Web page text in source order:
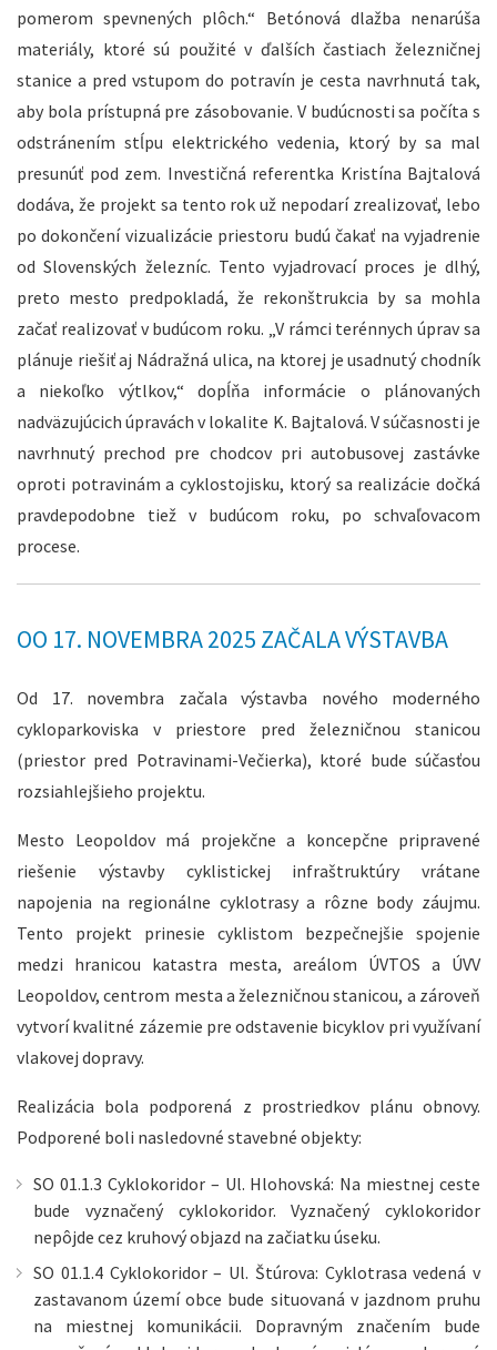
pomerom spevnených plôch.“ Betónová dlažba nenarúša
materiály, ktoré sú použité v ďalších častiach železničnej
stanice a pred vstupom do potravín je cesta navrhnutá tak,
aby bola prístupná pre zásobovanie. V budúcnosti sa počíta s
odstránením stĺpu elektrického vedenia, ktorý by sa mal
presunúť pod zem. Investičná referentka Kristína Bajtalová
dodáva, že projekt sa tento rok už nepodarí zrealizovať, lebo
po dokončení vizualizácie priestoru budú čakať na vyjadrenie
od Slovenských železníc. Tento vyjadrovací proces je dlhý,
preto mesto predpokladá, že rekonštrukcia by sa mohla
začať realizovať v budúcom roku. „V rámci terénnych úprav sa
plánuje riešiť aj Nádražná ulica, na ktorej je usadnutý chodník
a niekoľko výtlkov,“ dopĺňa informácie o plánovaných
nadväzujúcich úpravách v lokalite K. Bajtalová. V súčasnosti je
navrhnutý prechod pre chodcov pri autobusovej zastávke
oproti potravinám a cyklostojisku, ktorý sa realizácie dočká
pravdepodobne tiež v budúcom roku, po schvaľovacom
procese.
OO 17. NOVEMBRA 2025 ZAČALA VÝSTAVBA
Od 17. novembra začala výstavba nového moderného
cykloparkoviska v priestore pred železničnou stanicou
(priestor pred Potravinami-Večierka), ktoré bude súčasťou
rozsiahlejšieho projektu.
Mesto Leopoldov má projekčne a koncepčne pripravené
riešenie výstavby cyklistickej infraštruktúry vrátane
napojenia na regionálne cyklotrasy a rôzne body záujmu.
Tento projekt prinesie cyklistom bezpečnejšie spojenie
medzi hranicou katastra mesta, areálom ÚVTOS a ÚVV
Leopoldov, centrom mesta a železničnou stanicou, a zároveň
vytvorí kvalitné zázemie pre odstavenie bicyklov pri využívaní
vlakovej dopravy.
Realizácia bola podporená z prostriedkov plánu obnovy.
Podporené boli nasledovné stavebné objekty:
SO 01.1.3 Cyklokoridor – Ul. Hlohovská: Na miestnej ceste
bude vyznačený cyklokoridor. Vyznačený cyklokoridor
nepôjde cez kruhový objazd na začiatku úseku.
SO 01.1.4 Cyklokoridor – Ul. Štúrova: Cyklotrasa vedená v
zastavanom území obce bude situovaná v jazdnom pruhu
na miestnej komunikácii. Dopravným značením bude